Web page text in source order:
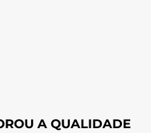
A QUALIDADE